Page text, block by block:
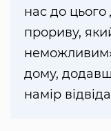
нас до цього
прориву,
дому,
намір